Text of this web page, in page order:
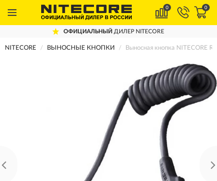
0 0
ОФИЦИАЛЬНЫЙ ДИЛЕР NITECORE
NITECORE ВЫНОСНЫЕ КНОПКИ Выносная кнопка NITECORE